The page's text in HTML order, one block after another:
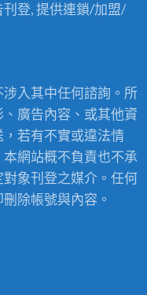
登, 提供連鎖/加盟/
入其中任何諮詢。所
廣告內容、或其他資
若有不實或違法情
網站概不負責也不承
象刊登之媒介。任何
除帳號與內容。